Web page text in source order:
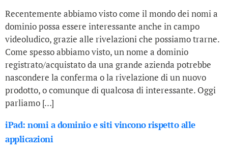
Recentemente abbiamo visto come il mondo dei nomi a
dominio possa essere interessante anche in campo
videoludico, grazie alle rivelazioni che possiamo trarne.
Come spesso abbiamo visto, un nome a dominio
registrato/acquistato da una grande azienda potrebbe
nascondere la conferma o la rivelazione di un nuovo
prodotto, o comunque di qualcosa di interessante. Oggi
parliamo […]
iPad: nomi a dominio e siti vincono rispetto alle
applicazioni